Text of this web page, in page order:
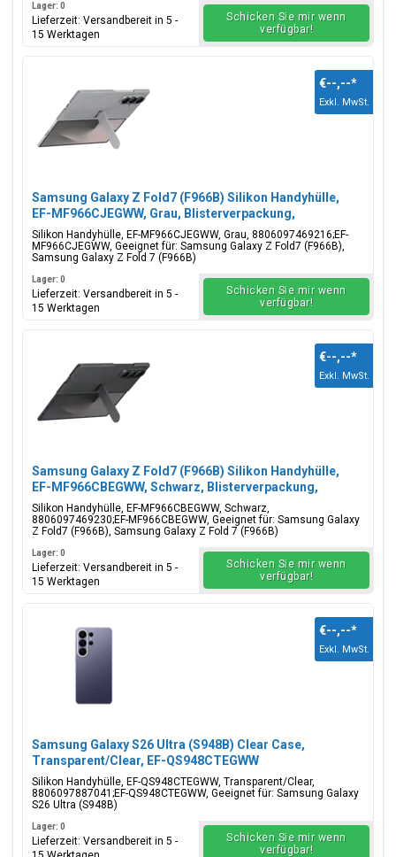
Lager: 0
Lieferzeit: Versandbereit in 5 -
15 Werktagen
Schicken Sie mir wenn
verfügbar!
Samsung Galaxy Z Fold7 (F966B) Silikon Handyhülle,
EF-MF966CJEGWW, Grau, Blisterverpackung,
8806097469216;EF-MF966CJEGWW
Silikon Handyhülle, EF-MF966CJEGWW, Grau, 8806097469216;EF-
MF966CJEGWW, Geeignet für: Samsung Galaxy Z Fold7 (F966B),
Samsung Galaxy Z Fold 7 (F966B)
€--,--*
Exkl. MwSt.
Lager: 0
Lieferzeit: Versandbereit in 5 -
15 Werktagen
Schicken Sie mir wenn
verfügbar!
Samsung Galaxy Z Fold7 (F966B) Silikon Handyhülle,
EF-MF966CBEGWW, Schwarz, Blisterverpackung,
8806097469230;EF-MF966CBEGWW
Silikon Handyhülle, EF-MF966CBEGWW, Schwarz,
8806097469230;EF-MF966CBEGWW, Geeignet für: Samsung Galaxy
Z Fold7 (F966B), Samsung Galaxy Z Fold 7 (F966B)
€--,--*
Exkl. MwSt.
Lager: 0
Lieferzeit: Versandbereit in 5 -
15 Werktagen
Schicken Sie mir wenn
verfügbar!
Samsung Galaxy S26 Ultra (S948B) Clear Case,
Transparent/Clear, EF-QS948CTEGWW
Silikon Handyhülle, EF-QS948CTEGWW, Transparent/Clear,
8806097887041;EF-QS948CTEGWW, Geeignet für: Samsung Galaxy
S26 Ultra (S948B)
€--,--*
Exkl. MwSt.
Lager: 0
Lieferzeit: Versandbereit in 5 -
Schicken Sie mir wenn
verfügbar!